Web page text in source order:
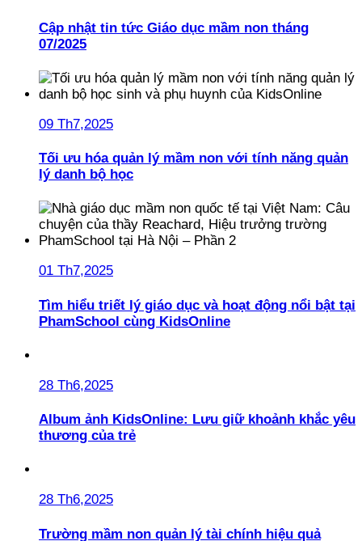
Cập nhật tin tức Giáo dục mầm non tháng
07/2025
09 Th7,2025
Tối ưu hóa quản lý mầm non với tính năng quản
lý danh bộ học
01 Th7,2025
Tìm hiểu triết lý giáo dục và hoạt động nổi bật tại
PhamSchool cùng KidsOnline
28 Th6,2025
Album ảnh KidsOnline: Lưu giữ khoảnh khắc yêu
thương của trẻ
28 Th6,2025
Trường mầm non quản lý tài chính hiệu quả